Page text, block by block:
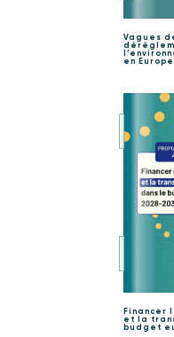
Vagues
en
Financer
et la
budget